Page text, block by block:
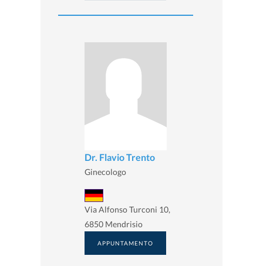
Dr. Flavio Trento
Ginecologo
Via Alfonso Turconi 10,
6850 Mendrisio
APPUNTAMENTO